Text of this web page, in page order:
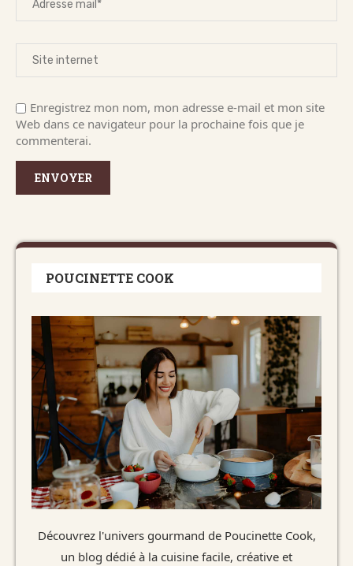
Enregistrez mon nom, mon adresse e-mail et mon site
Web dans ce navigateur pour la prochaine fois que je
commenterai.
POUCINETTE COOK
Découvrez l'univers gourmand de Poucinette Cook,
un blog dédié à la cuisine facile, créative et